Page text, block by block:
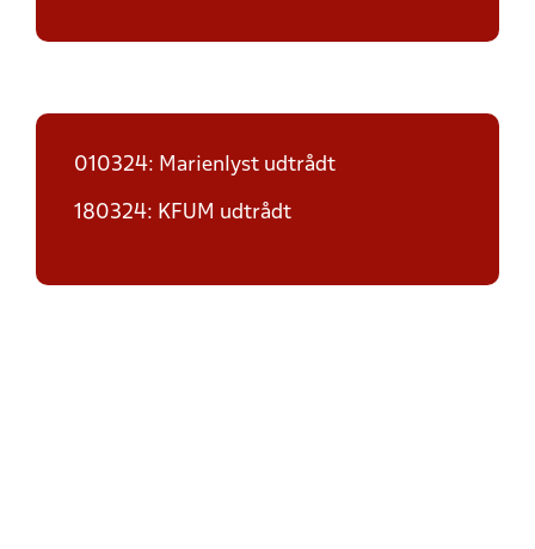
010324: Marienlyst udtrådt
180324: KFUM udtrådt